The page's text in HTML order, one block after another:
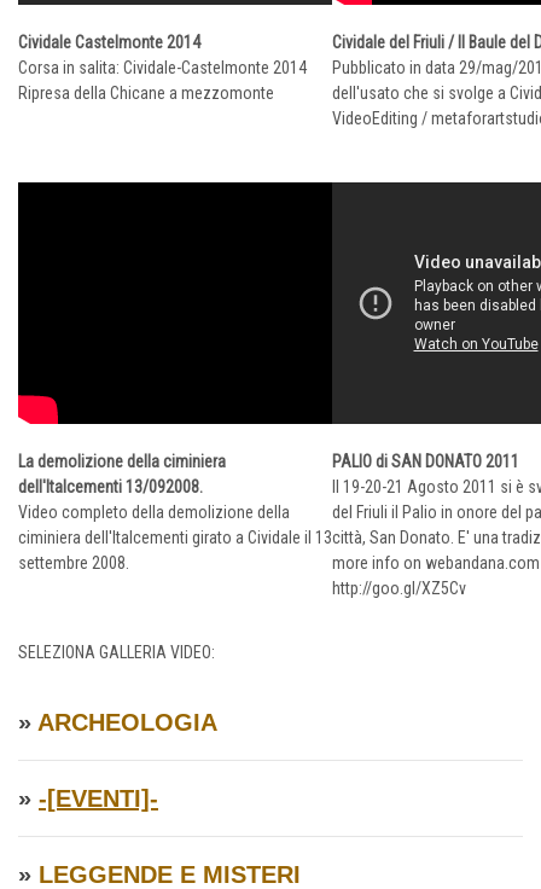
Cividale Castelmonte 2014
Corsa in salita: Cividale-Castelmonte 2014
Ripresa della Chicane a mezzomonte
Cividale del Friuli / Il Baule del
Pubblicato in data 29/mag/
dell'usato che si svolge a
VideoEditing /
La demolizione della ciminiera
dell'Italcementi 13/092008.
Video completo della demolizione della
ciminiera dell'Italcementi girato a Cividale il 13
settembre 2008.
PALIO di SAN DONATO 2011
Il 19-20-21 Agosto 2011 si è
del Friuli il Palio in onore del
città, San Donato. E' una
more info on
http://goo.gl/XZ5Cv
SELEZIONA GALLERIA VIDEO:
» ARCHEOLOGIA
» -[EVENTI]-
» LEGGENDE E MISTERI